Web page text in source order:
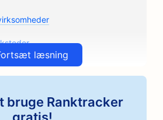
med bildele
læsning
bruge Ranktracker